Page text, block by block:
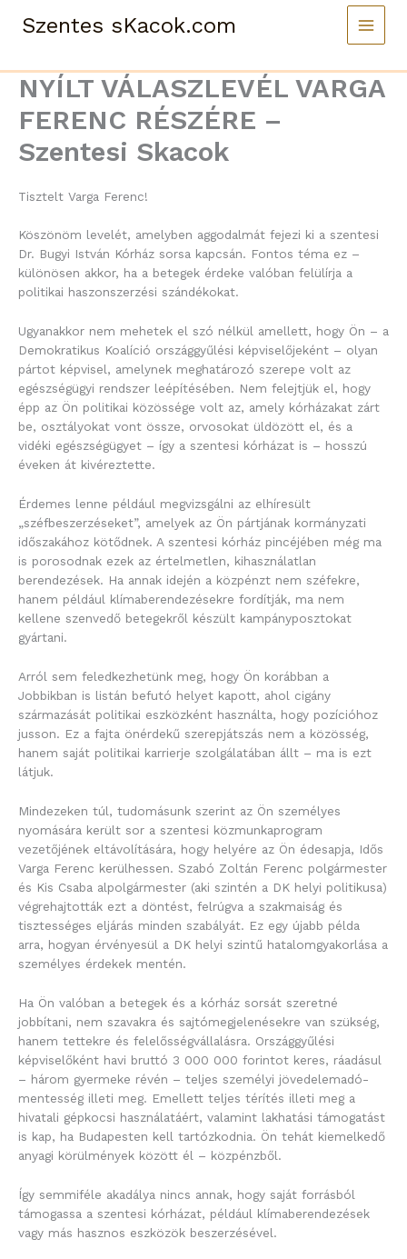
Szentes sKacok.com
NYÍLT VÁLASZLEVÉL VARGA
FERENC RÉSZÉRE –
Szentesi Skacok
Tisztelt Varga Ferenc!
Köszönöm levelét, amelyben aggodalmát fejezi ki a szentesi
Dr. Bugyi István Kórház sorsa kapcsán. Fontos téma ez –
különösen akkor, ha a betegek érdeke valóban felülírja a
politikai haszonszerzési szándékokat.
Ugyanakkor nem mehetek el szó nélkül amellett, hogy Ön – a
Demokratikus Koalíció országgyűlési képviselőjeként – olyan
pártot képvisel, amelynek meghatározó szerepe volt az
egészségügyi rendszer leépítésében. Nem felejtjük el, hogy
épp az Ön politikai közössége volt az, amely kórházakat zárt
be, osztályokat vont össze, orvosokat üldözött el, és a
vidéki egészségügyet – így a szentesi kórházat is – hosszú
éveken át kivéreztette.
Érdemes lenne például megvizsgálni az elhíresült
„széfbeszerzéseket”, amelyek az Ön pártjának kormányzati
időszakához kötődnek. A szentesi kórház pincéjében még ma
is porosodnak ezek az értelmetlen, kihasználatlan
berendezések. Ha annak idején a közpénzt nem széfekre,
hanem például klímaberendezésekre fordítják, ma nem
kellene szenvedő betegekről készült kampányposztokat
gyártani.
Arról sem feledkezhetünk meg, hogy Ön korábban a
Jobbikban is listán befutó helyet kapott, ahol cigány
származását politikai eszközként használta, hogy pozícióhoz
jusson. Ez a fajta önérdekű szerepjátszás nem a közösség,
hanem saját politikai karrierje szolgálatában állt – ma is ezt
látjuk.
Mindezeken túl, tudomásunk szerint az Ön személyes
nyomására került sor a szentesi közmunkaprogram
vezetőjének eltávolítására, hogy helyére az Ön édesapja, Idős
Varga Ferenc kerülhessen. Szabó Zoltán Ferenc polgármester
és Kis Csaba alpolgármester (aki szintén a DK helyi politikusa)
végrehajtották ezt a döntést, felrúgva a szakmaiság és
tisztességes eljárás minden szabályát. Ez egy újabb példa
arra, hogyan érvényesül a DK helyi szintű hatalomgyakorlása a
személyes érdekek mentén.
Ha Ön valóban a betegek és a kórház sorsát szeretné
jobbítani, nem szavakra és sajtómegjelenésekre van szükség,
hanem tettekre és felelősségvállalásra. Országgyűlési
képviselőként havi bruttó 3 000 000 forintot keres, ráadásul
– három gyermeke révén – teljes személyi jövedelemadó-
mentesség illeti meg. Emellett teljes térítés illeti meg a
hivatali gépkocsi használatáért, valamint lakhatási támogatást
is kap, ha Budapesten kell tartózkodnia. Ön tehát kiemelkedő
anyagi körülmények között él – közpénzből.
Így semmiféle akadálya nincs annak, hogy saját forrásból
támogassa a szentesi kórházat, például klímaberendezések
vagy más hasznos eszközök beszerzésével.